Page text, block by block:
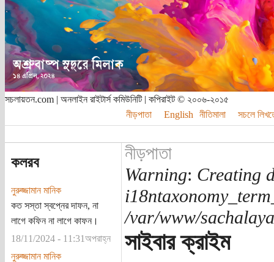
সচলায়তন.com | অনলাইন রাইটার্স কমিউনিটি | কপিরাইট © ২০০৬-২০১৫
নীড়পাতা
English নীতিমালা সচলে
কলরব
নুরুজ্জামান মানিক
কত সস্তা স্বপ্নের দাফন, না
লাগে কফিন না লাগে কাফন।
18/11/2024 - 11:31অপরাহ্ন
নুরুজ্জামান মানিক
নীড়পাতা
Warning: Creating
/var/www/
সাইবার ক্রাইম